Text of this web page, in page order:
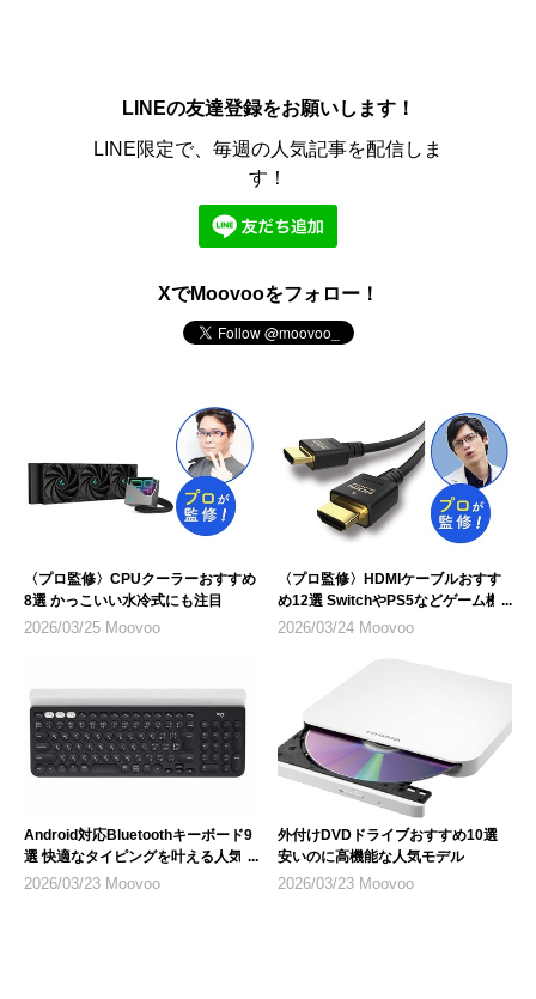
LINEの友達登録をお願いします！
LINE限定で、毎週の人気記事を配信しま
す！
XでMoovooをフォロー！
〈プロ監修〉CPUクーラーおすすめ
8選 かっこいい水冷式にも注目
2026/03/25 Moovoo
〈プロ監修〉HDMIケーブルおすす
め12選 SwitchやPS5などゲーム機
のテレビ接続にも
2026/03/24 Moovoo
Android対応Bluetoothキーボード9
選 快適なタイピングを叶える人気モ
デル
2026/03/23 Moovoo
外付けDVDドライブおすすめ10選
安いのに高機能な人気モデル
2026/03/23 Moovoo